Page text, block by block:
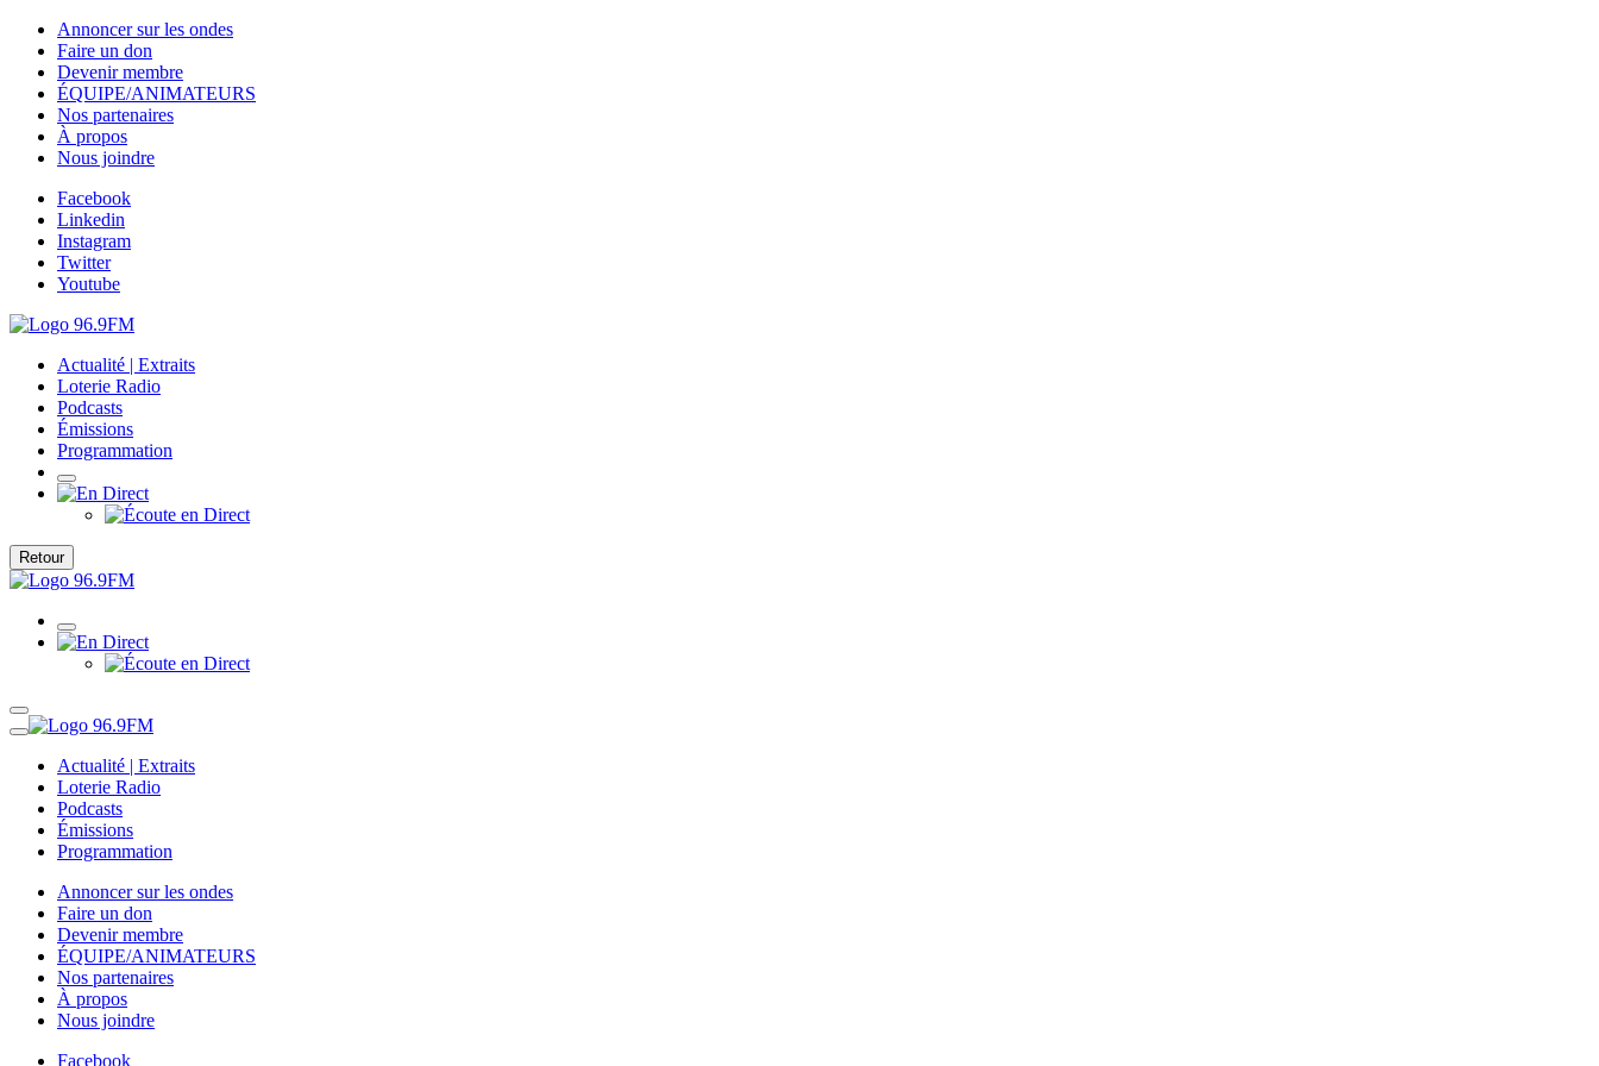
Annoncer sur les ondes
Faire un don
Devenir membre
ÉQUIPE/ANIMATEURS
Nos partenaires
À propos
Nous joindre
Facebook
Linkedin
Instagram
Twitter
Youtube
Actualité | Extraits
Loterie Radio
Podcasts
Émissions
Programmation
Retour
Actualité | Extraits
Loterie Radio
Podcasts
Émissions
Programmation
Annoncer sur les ondes
Faire un don
Devenir membre
ÉQUIPE/ANIMATEURS
Nos partenaires
À propos
Nous joindre
Facebook